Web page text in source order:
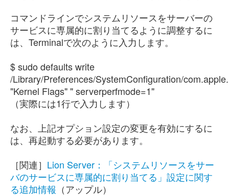
コマンドラインでシステムリソースをサーバーの
サービスに専属的に割り当てるように調整するに
は、Terminalで次のように入力します。
$ sudo defaults write
/Library/Preferences/SystemConfiguration/
"Kernel Flags" " serverperfmode=1"
（実際には1行で入力します）
なお、上記オプション設定の変更を有効にするに
は、再起動する必要があります。
［関連］ Lion Server：「システムリソースをサー
バのサービスに専属的に割り当てる」設定に関す
る追加情報 （アップル）